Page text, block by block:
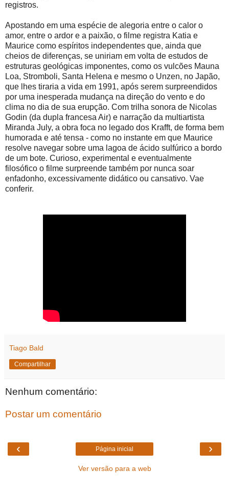
registros.
Apostando em uma espécie de alegoria entre o calor o
amor, entre o ardor e a paixão, o filme registra Katia e
Maurice como espíritos independentes que, ainda que
cheios de diferenças, se uniriam em volta de estudos de
estruturas geológicas imponentes, como os vulcões Mauna
Loa, Stromboli, Santa Helena e mesmo o Unzen, no Japão,
que lhes tiraria a vida em 1991, após serem surpreendidos
por uma inesperada mudança na direção do vento e do
clima no dia de sua erupção. Com trilha sonora de Nicolas
Godin (da dupla francesa Air) e narração da multiartista
Miranda July, a obra foca no legado dos Krafft, de forma bem
humorada e até tensa - como no instante em que Maurice
resolve navegar sobre uma lagoa de ácido sulfúrico a bordo
de um bote. Curioso, experimental e eventualmente
filosófico o filme surpreende também por nunca soar
enfadonho, excessivamente didático ou cansativo. Vae
conferir.
Tiago Bald
Compartilhar
Nenhum comentário:
Postar um comentário
‹ ›
Página inicial
Ver versão para a web